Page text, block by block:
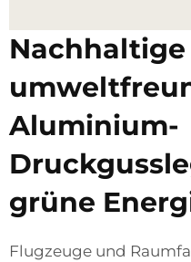
Aluminium-
grüne
Flugzeuge und